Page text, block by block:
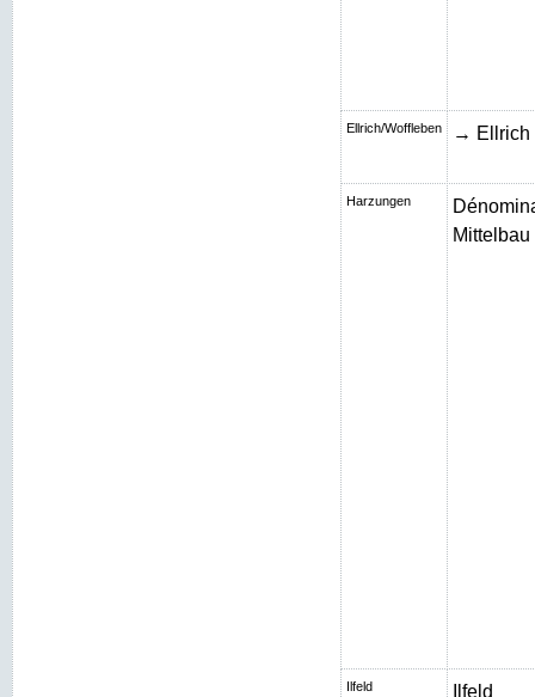
Ellrich/Woffleben → Ellrich
Harzungen
Mittelbau
Ilfeld Ilfeld